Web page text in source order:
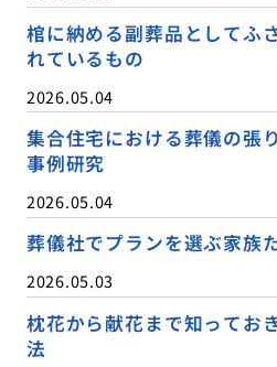
棺に納める副葬品としてふ
れているもの
2026.05.04
集合住宅における葬儀の張
事例研究
2026.05.04
葬儀社でプランを選ぶ家族
2026.05.03
枕花から献花まで知ってお
法